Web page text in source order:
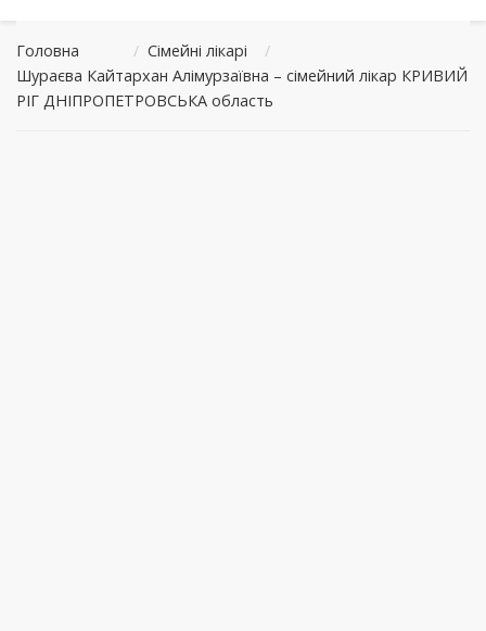
Головна / Сімейні лікарі
/
Шураєва Кайтархан Алімурзаївна – сімейний лікар КРИВИЙ
РІГ ДНІПРОПЕТРОВСЬКА область